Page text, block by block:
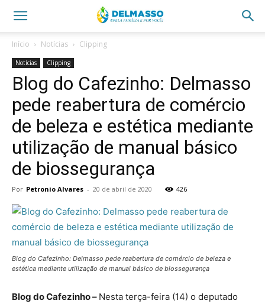
Início Notícias Clipping
Notícias Clipping
Blog do Cafezinho: Delmasso
pede reabertura de comércio
de beleza e estética mediante
utilização de manual básico
de biossegurança
Por Petronio Alvares - 20 de abril de 2020 426
Blog do Cafezinho: Delmasso pede reabertura de comércio de beleza e
estética mediante utilização de manual básico de biossegurança
Blog do Cafezinho – Nesta terça-feira (14) o deputado